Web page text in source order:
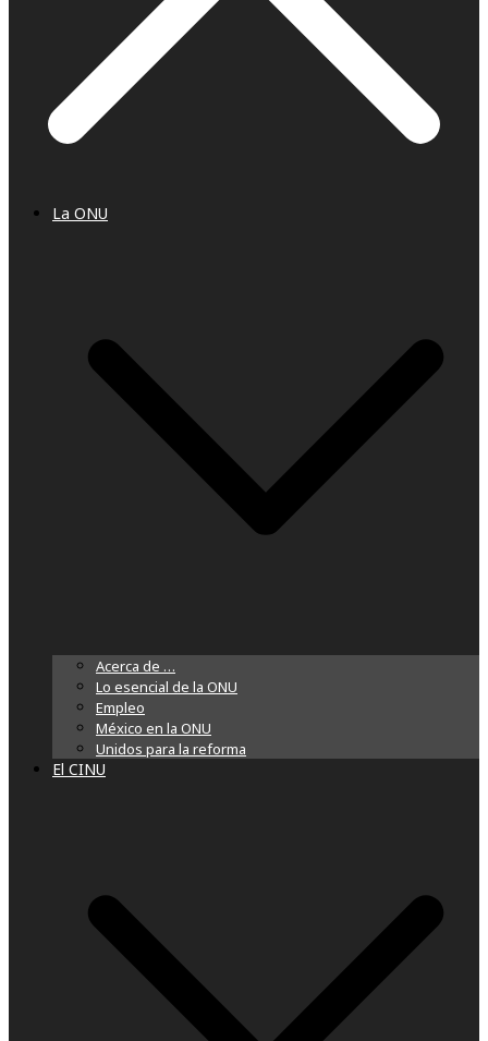
La ONU
Acerca de …
Lo esencial de la ONU
Empleo
México en la ONU
Unidos para la reforma
El CINU